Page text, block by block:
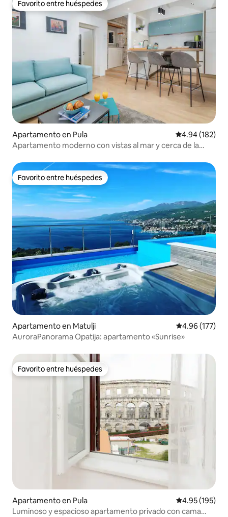
Favorito entre huéspedes
Favorito entre huéspedes
Apartamento en Pula Calificación
4.94 (182)
Apartamento moderno con vistas al mar y cerca de la
Favorito entre huéspedes
Favorito entre huéspedes
Apartamento en Matulji Calificación
4.96 (177)
AuroraPanorama Opatija: apartamento «Sunrise»
Favorito entre huéspedes
Favorito entre huéspedes
Apartamento en Pula Calificación
4.95 (195)
Luminoso y espacioso apartamento privado con cama